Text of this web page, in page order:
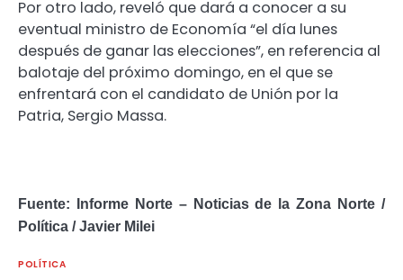
Por otro lado, reveló que dará a conocer a su
eventual ministro de Economía “el día lunes
después de ganar las elecciones”, en referencia al
balotaje del próximo domingo, en el que se
enfrentará con el candidato de Unión por la
Patria, Sergio Massa.
Fuente: Informe Norte – Noticias de la Zona Norte /
Política / Javier Milei
POLÍTICA